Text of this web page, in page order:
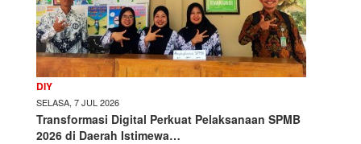
DIY
SELASA, 7 JUL 2026
Transformasi Digital Perkuat Pelaksanaan SPMB
2026 di Daerah Istimewa…